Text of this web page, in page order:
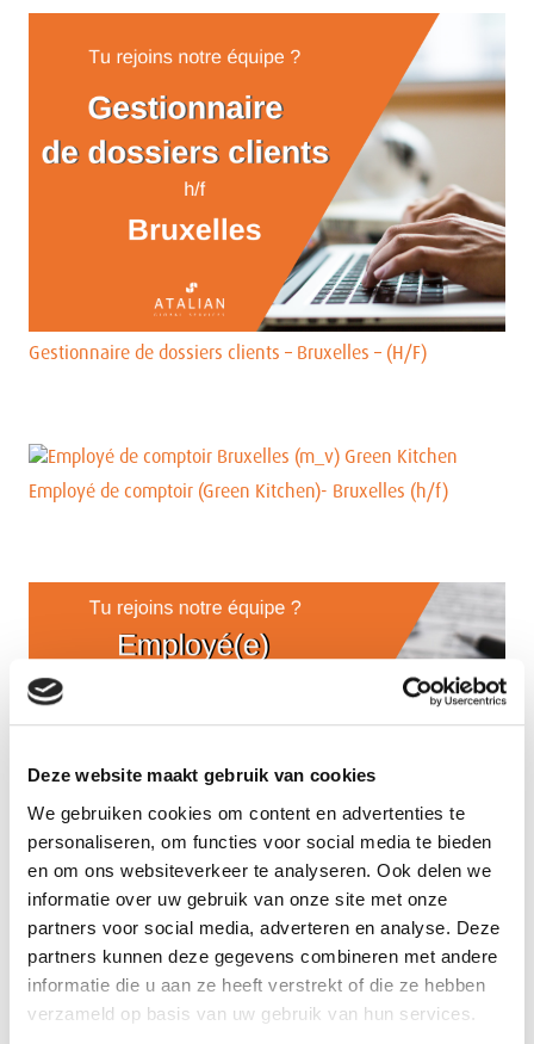
Deze website maakt gebruik van cookies
We gebruiken cookies om content en advertenties te
personaliseren, om functies voor social media te bieden
en om ons websiteverkeer te analyseren. Ook delen we
informatie over uw gebruik van onze site met onze
partners voor social media, adverteren en analyse. Deze
partners kunnen deze gegevens combineren met andere
informatie die u aan ze heeft verstrekt of die ze hebben
verzameld op basis van uw gebruik van hun services.
Gestionnaire de dossiers clients – Bruxelles – (H/F)
Employé de comptoir (Green Kitchen)- Bruxelles (h/f)
Employé(e) comptable et administratif(ve) (H/F)